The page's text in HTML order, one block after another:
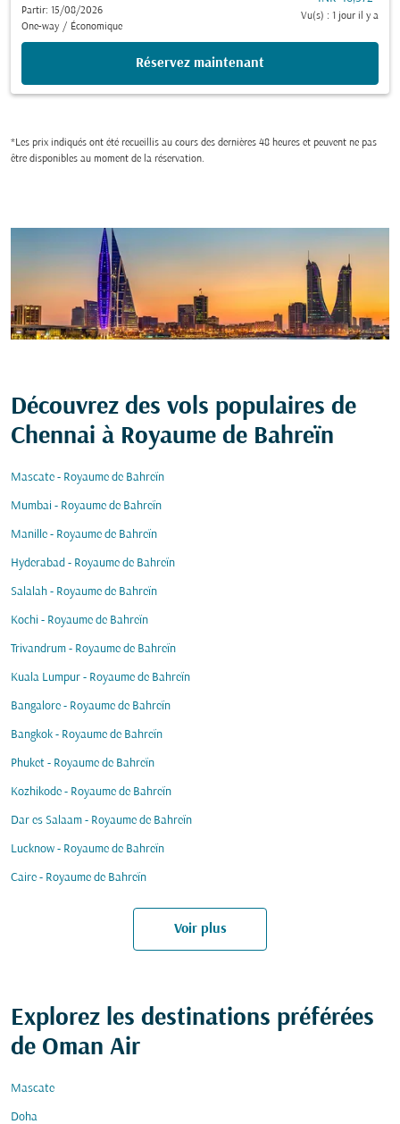
Partir: 15/08/2026
One-way / Économique
Vu(s) : 1 jour il y a
Réservez maintenant
*Les prix indiqués ont été recueillis au cours des dernières 48 heures et peuvent ne pas
être disponibles au moment de la réservation.
Découvrez des vols populaires de
Chennai à Royaume de Bahreïn
Mascate - Royaume de Bahreïn
Mumbai - Royaume de Bahreïn
Manille - Royaume de Bahreïn
Hyderabad - Royaume de Bahreïn
Salalah - Royaume de Bahreïn
Kochi - Royaume de Bahreïn
Trivandrum - Royaume de Bahreïn
Kuala Lumpur - Royaume de Bahreïn
Bangalore - Royaume de Bahreïn
Bangkok - Royaume de Bahreïn
Phuket - Royaume de Bahreïn
Kozhikode - Royaume de Bahreïn
Dar es Salaam - Royaume de Bahreïn
Lucknow - Royaume de Bahreïn
Caire - Royaume de Bahreïn
Voir plus
Explorez les destinations préférées
de Oman Air
Mascate
Doha